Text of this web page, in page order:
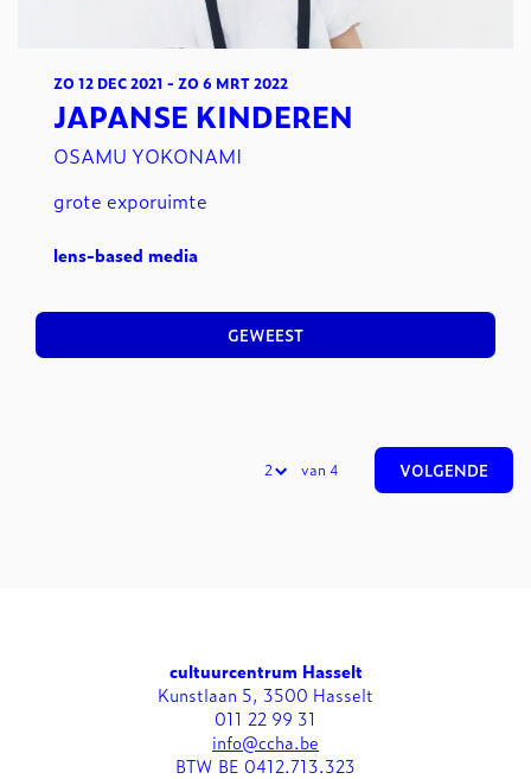
JAPANSE KINDEREN
OSAMU YOKONAMI
ZO 12 DEC 2021 - ZO 6 MRT 2022
grote exporuimte
lens-based media
GEWEEST
van 4 VOLGENDE
cultuurcentrum Hasselt
Kunstlaan 5, 3500 Hasselt
011 22 99 31
info@ccha.be
BTW BE 0412.713.323